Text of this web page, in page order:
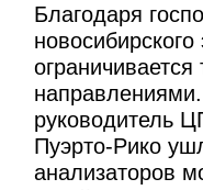
Благодаря
новосибирского
руководитель
Пуэрто-Рико
анализаторов